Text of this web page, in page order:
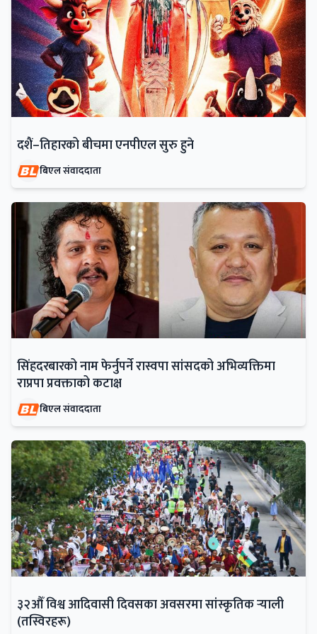
दशैं–तिहारको बीचमा एनपीएल सुरु हुने
बिएल संवाददाता
सिंहदरबारको नाम फेर्नुपर्ने रास्वपा सांसदको अभिव्यक्तिमा
राप्रपा प्रवक्ताको कटाक्ष
बिएल संवाददाता
३२औँ विश्व आदिवासी दिवसका अवसरमा सांस्कृतिक र्‍याली
(तस्विरहरू)